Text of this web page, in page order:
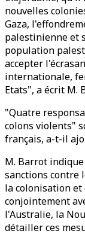
nouvelles
Gaza,
palestinienne et
population
accepter
internationale,
Etats", a écrit M.
"Quatre
colons violents"
français, a-t-il
M. Barrot
sanctions contre
la colonisation et
conjointement
l'Australie, la
détailler ces